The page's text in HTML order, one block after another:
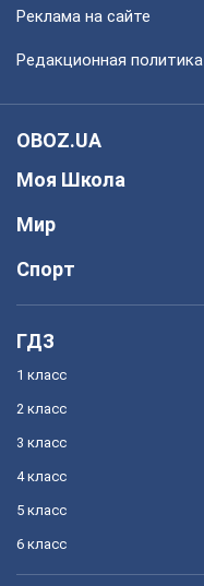
Реклама на сайте
Редакционная политика
OBOZ.UA
Моя Школа
Мир
Спорт
ГДЗ
1 класс
2 класс
3 класс
4 класс
5 класс
6 класс